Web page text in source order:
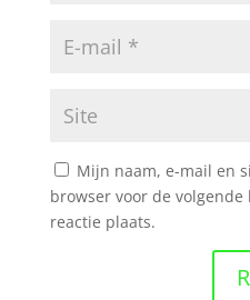
Mijn naam, e-mail en
browser voor de volgende
reactie plaats.